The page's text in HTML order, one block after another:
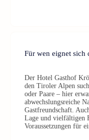
Für wen eignet sich
Der Hotel Gasthof
den Tiroler Alpen
oder Paare – hier
abwechslungsreiche
Gastfreundschaft.
Lage und vielfältigen
Voraussetzungen für